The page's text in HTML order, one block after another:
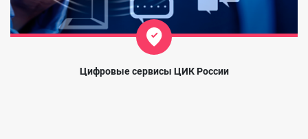
Цифровые сервисы ЦИК России